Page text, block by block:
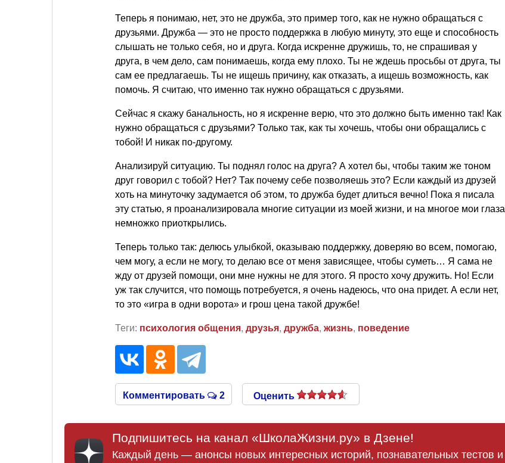
Теперь я понимаю, нет, это не дружба, это пример того, как не нужно обращаться с
друзьями. Дружба — это не просто поддержка в любую минуту, это еще и способность
слышать не только себя, но и друга. Когда искренне дружишь, то, не спрашивая у
друга, в чем дело, сам понимаешь, когда ему плохо. Ты не ждешь просьбы от друга, ты
сам ее предлагаешь. Ты не ищешь причину, как отказать, а ищешь возможность, как
помочь. Я считаю, что именно так нужно обращаться с друзьями.
Сейчас я скажу банальность, но я искренне верю, что это должно быть именно так! Как
нужно обращаться с друзьями? Только так, как ты хочешь, чтобы они обращались с
тобой! И никак по-другому.
Анализируй ситуацию. Ты поднял голос на друга? А хотел бы, чтобы таким же тоном
друг говорил с тобой? Нет? Так почему себе позволяешь это? Если каждый из друзей
хоть на минуточку задумается об этом, то дружба будет длиться вечно! Пока я писала
эту статью, я проанализировала многие ситуации из моей жизни, и на многое мои глаза
немножко приоткрылись.
Теперь только так: делюсь улыбкой, оказываю поддержку, доверяю во всем, помогаю,
чем могу, а если не могу, то делаю все от меня зависящее, чтобы суметь… Я сама не
жду от друзей помощи, они мне нужны не для этого. Я просто хочу дружить. Но! Если
уж так случится, что помощь потребуется, я очень надеюсь, что она придет. А если нет,
то это «игра в одни ворота» и грош цена такой дружбе!
Теги: психология общения, друзья, дружба, жизнь, поведение
Комментировать 2 Оценить
Подпишитесь на канал «ШколаЖизни.ру» в Дзене!
Каждый день — анонсы новых интересных историй, познавательных тестов и